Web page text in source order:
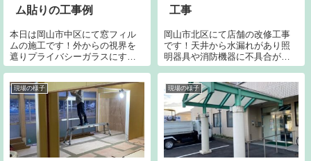
ム貼りの工事例
本日は岡山市中区にて窓フィル
ムの施工です！外からの視界を
遮りプライバシーガラスにする
為に遮光、遮熱のUVフィルムを
ールスクリーン開けっ放しでも
隣地との目を気にしなくても問
題ナシになりました。ガラスを
交換するより安...
工事
岡山市北区にて店舗の改修工事
です！天井から水漏れがあり照
明器具や消防機器に不具合が出
ているとの事で調査するとお店
漏れと判明。大改修しなくとも
コーキング処理で漏れは止まる
と判断。内装を復旧する前にま
ずは雨仕舞い処理...
現場の様子 現場の様子